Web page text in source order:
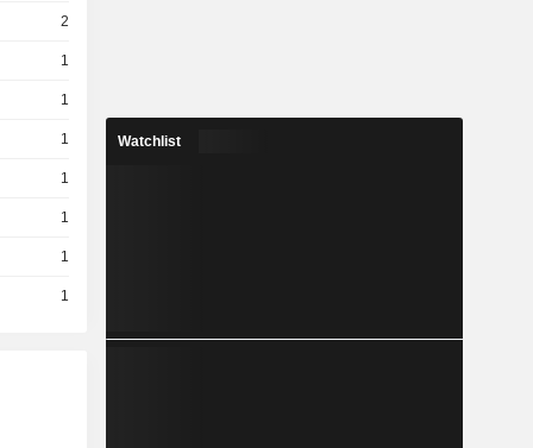
2
1
1
1
1
1
1
1
Watchlist